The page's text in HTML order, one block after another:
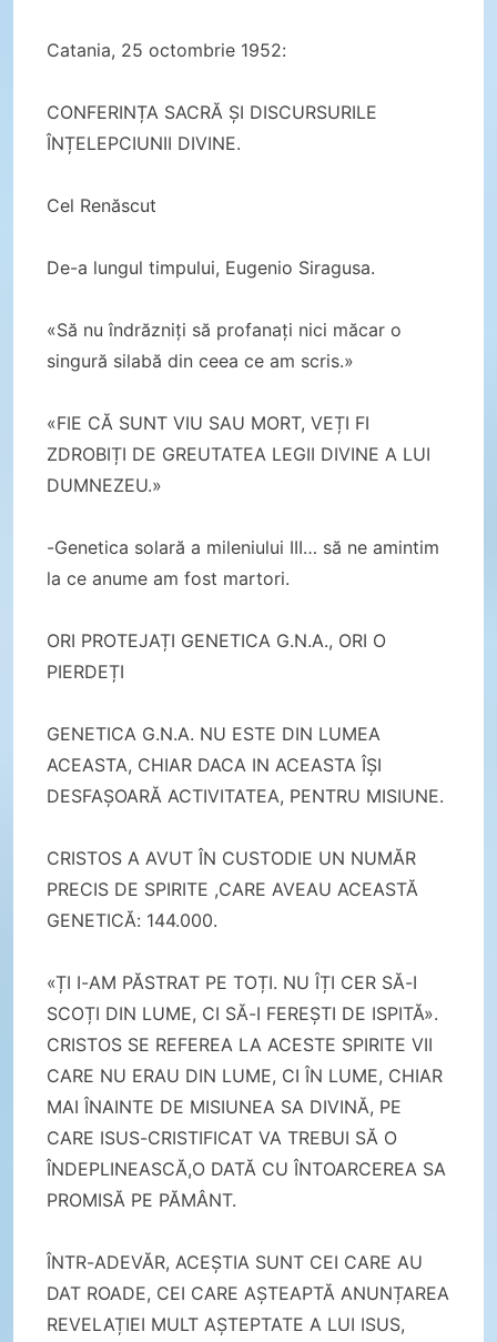
Catania, 25 octombrie 1952:
CONFERINȚA SACRĂ ȘI DISCURSURILE
ÎNȚELEPCIUNII DIVINE.
Cel Renăscut
De-a lungul timpului, Eugenio Siragusa.
«Să nu îndrăzniți să profanați nici măcar o
singură silabă din ceea ce am scris.»
«FIE CĂ SUNT VIU SAU MORT, VEȚI FI
ZDROBIȚI DE GREUTATEA LEGII DIVINE A LUI
DUMNEZEU.»
-Genetica solară a mileniului III… să ne amintim
la ce anume am fost martori.
ORI PROTEJAȚI GENETICA G.N.A., ORI O
PIERDEȚI
GENETICA G.N.A. NU ESTE DIN LUMEA
ACEASTA, CHIAR DACA IN ACEASTA ÎȘI
DESFAȘOARĂ ACTIVITATEA, PENTRU MISIUNE.
CRISTOS A AVUT ÎN CUSTODIE UN NUMĂR
PRECIS DE SPIRITE ,CARE AVEAU ACEASTĂ
GENETICĂ: 144.000.
«ȚI I-AM PĂSTRAT PE TOȚI. NU ÎȚI CER SĂ-I
SCOȚI DIN LUME, CI SĂ-I FEREȘTI DE ISPITĂ».
CRISTOS SE REFEREA LA ACESTE SPIRITE VII
CARE NU ERAU DIN LUME, CI ÎN LUME, CHIAR
MAI ÎNAINTE DE MISIUNEA SA DIVINĂ, PE
CARE ISUS-CRISTIFICAT VA TREBUI SĂ O
ÎNDEPLINEASCĂ,O DATĂ CU ÎNTOARCEREA SA
PROMISĂ PE PĂMÂNT.
ÎNTR-ADEVĂR, ACEȘTIA SUNT CEI CARE AU
DAT ROADE, CEI CARE AȘTEAPTĂ ANUNȚAREA
REVELAȚIEI MULT AȘTEPTATE A LUI ISUS,